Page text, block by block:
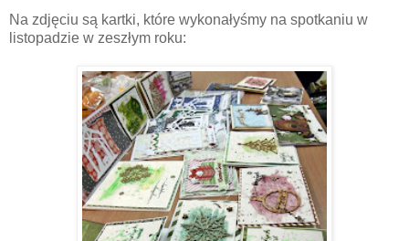
Na zdjęciu są kartki, które wykonałyśmy na spotkaniu w
listopadzie w zeszłym roku: